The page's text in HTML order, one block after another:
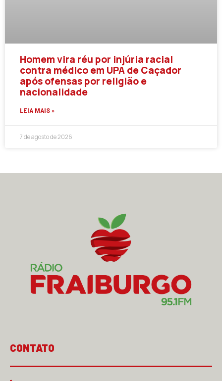
Homem vira réu por injúria racial
contra médico em UPA de Caçador
após ofensas por religião e
nacionalidade
LEIA MAIS »
7 de agosto de 2026
CONTATO